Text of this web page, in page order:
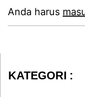
Anda harus
KATEGORI :